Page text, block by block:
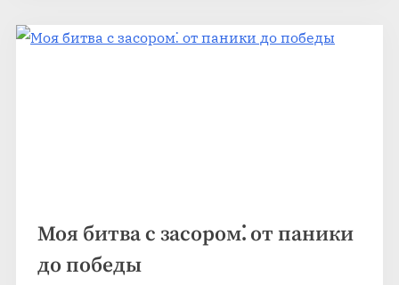
Моя битва с засором⁚ от паники
до победы